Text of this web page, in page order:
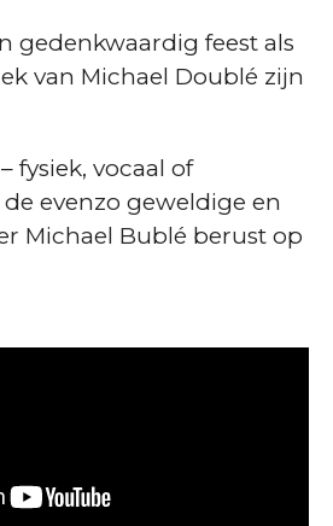
gedenkwaardig feest als
van Michael Doublé zijn
fysiek, vocaal of
evenzo geweldige en
Michael Bublé berust op